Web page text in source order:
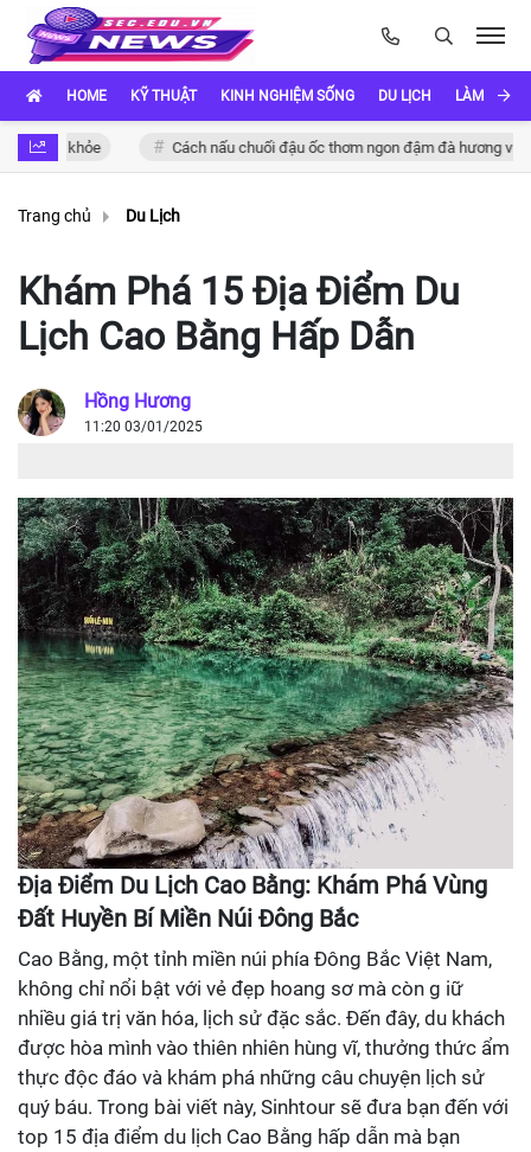
HOME KỸ THUẬT KINH NGHIỆM SỐNG DU LỊCH LÀM ĐẸP
khỏe Cách nấu chuối đậu ốc thơm ngon đậm đà hương vị Việt
Trang chủ Du Lịch
Khám Phá 15 Địa Điểm Du
Lịch Cao Bằng Hấp Dẫn
Hồng Hương
11:20 03/01/2025
Địa Điểm Du Lịch Cao Bằng: Khám Phá Vùng
Đất Huyền Bí Miền Núi Đông Bắc
Cao Bằng, một tỉnh miền núi phía Đông Bắc Việt Nam,
không chỉ nổi bật với vẻ đẹp hoang sơ mà còn g iữ
nhiều giá trị văn hóa, lịch sử đặc sắc. Đến đây, du khách
được hòa mình vào thiên nhiên hùng vĩ, thưởng thức ẩm
thực độc đáo và khám phá những câu chuyện lịch sử
quý báu. Trong bài viết này, Sinhtour sẽ đưa bạn đến với
top 15 địa điểm du lịch Cao Bằng hấp dẫn mà bạn